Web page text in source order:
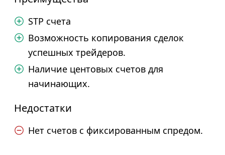
STP счета
Возможность копирования сделок
успешных трейдеров.
Наличие центовых счетов для
начинающих.
Недостатки
Нет счетов с фиксированным спредом.